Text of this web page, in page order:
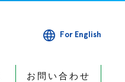
お問い合わせ
For English